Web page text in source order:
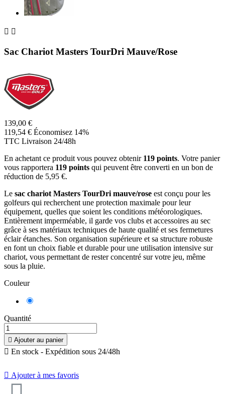
 
Sac Chariot Masters TourDri Mauve/Rose
139,00 €
119,54 € Économisez 14%
TTC Livraison 24/48h
En achetant ce produit vous pouvez obtenir 119 points. Votre panier
vous rapportera 119 points qui peuvent être converti en un bon de
réduction de 5,95 €.
Le sac chariot Masters TourDri mauve/rose est conçu pour les
golfeurs qui recherchent une protection maximale pour leur
équipement, quelles que soient les conditions météorologiques.
Entièrement imperméable, il garde vos clubs et accessoires au sec
grâce à ses matériaux techniques de haute qualité et ses fermetures
éclair étanches. Son organisation supérieure et sa structure robuste
en font un choix fiable et durable pour une utilisation intensive sur
chariot, vous permettant de rester concentré sur votre jeu, même
sous la pluie.
Couleur
Quantité
 Ajouter au panier
 En stock - Expédition sous 24/48h
 Ajouter à mes favoris